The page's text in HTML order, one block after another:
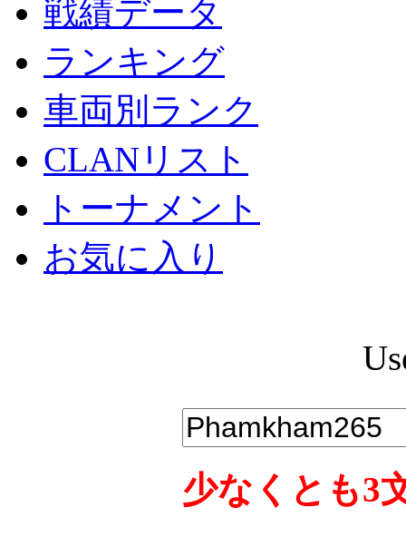
戦績データ
ランキング
車両別ランク
CLANリスト
トーナメント
お気に入り
少なくとも3